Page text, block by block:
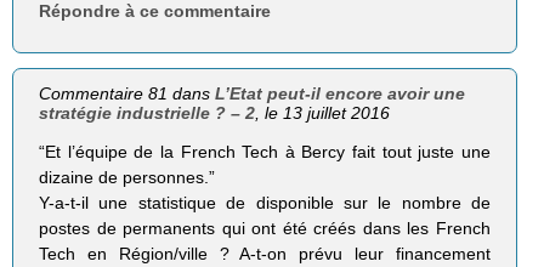
Répondre à ce commentaire
Commentaire 81 dansL’Etat peut-il encore avoir une
stratégie industrielle ? – 2 , le 13 juillet 2016
“Et l’équipe de la French Tech à Bercy fait tout juste une
dizaine de personnes.”
Y-a-t-il une statistique de disponible sur le nombre de
postes de permanents qui ont été créés dans les French
Tech en Région/ville ? A-t-on prévu leur financement